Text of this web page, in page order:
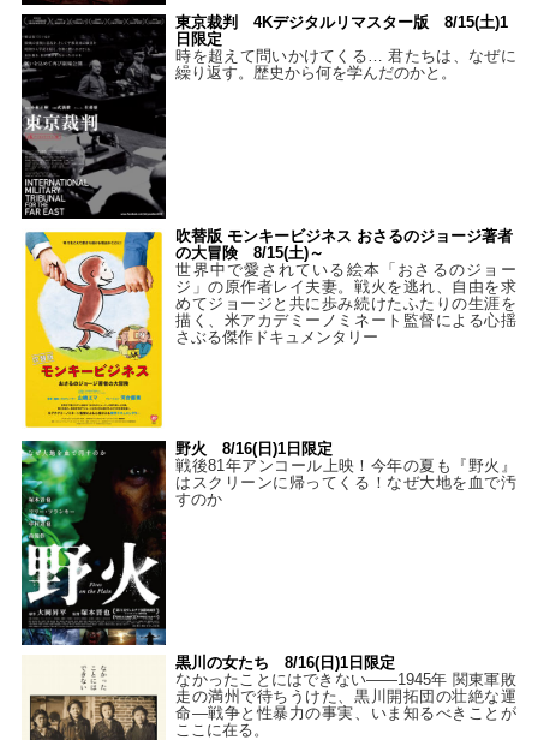
東京裁判 4Kデジタルリマスター版 8/15(土)1
日限定
時を超えて問いかけてくる… 君たちは、なぜに
繰り返す。歴史から何を学んだのかと。
吹替版 モンキービジネス おさるのジョージ著者
の大冒険 8/15(土)～
世界中で愛されている絵本「おさるのジョー
ジ」の原作者レイ夫妻。戦火を逃れ、自由を求
めてジョージと共に歩み続けたふたりの生涯を
描く、米アカデミーノミネート監督による心揺
さぶる傑作ドキュメンタリー
野火 8/16(日)1日限定
戦後81年アンコール上映！今年の夏も『野火』
はスクリーンに帰ってくる！なぜ大地を血で汚
すのか
黒川の女たち 8/16(日)1日限定
なかったことにはできない——1945年 関東軍敗
走の満州で待ちうけた、黒川開拓団の壮絶な運
命―戦争と性暴力の事実、いま知るべきことが
ここに在る。